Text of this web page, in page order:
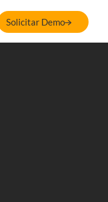
Solicitar Demo